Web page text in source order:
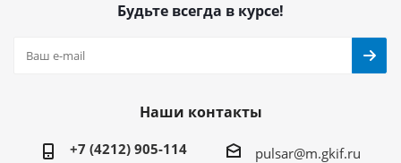
Будьте всегда в курсе!
Наши контакты
+7 (4212) 905-114 pulsar@m.gkif.ru